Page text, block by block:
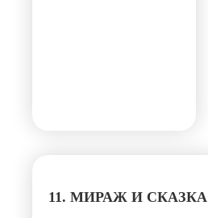
11. МИРАЖ И СКАЗКА